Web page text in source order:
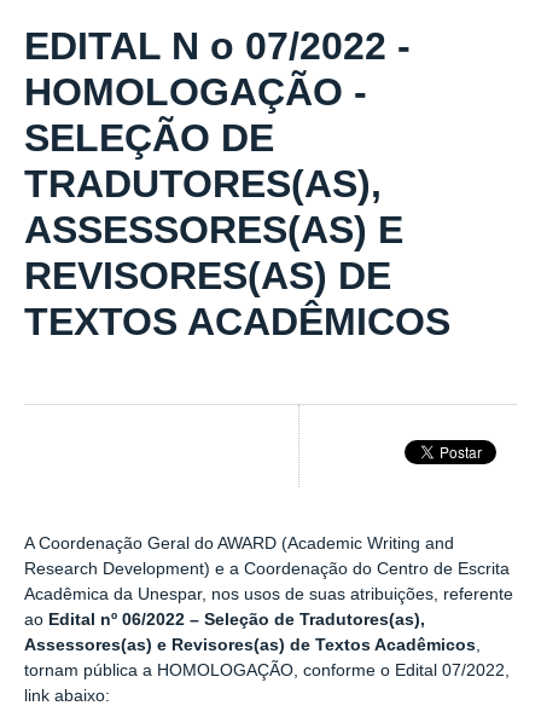
EDITAL N o 07/2022 -
HOMOLOGAÇÃO -
SELEÇÃO DE
TRADUTORES(AS),
ASSESSORES(AS) E
REVISORES(AS) DE
TEXTOS ACADÊMICOS
A Coordenação Geral do AWARD (Academic Writing and
Research Development) e a Coordenação do Centro de Escrita
Acadêmica da Unespar, nos usos de suas atribuições, referente
ao Edital nº 06/2022 – Seleção de Tradutores(as),
Assessores(as) e Revisores(as) de Textos Acadêmicos
tornam pública a HOMOLOGAÇÃO, conforme o Edital 07/2022,
link abaixo: